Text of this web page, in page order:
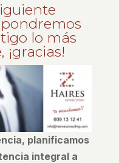
lo más
planificamos
integral a